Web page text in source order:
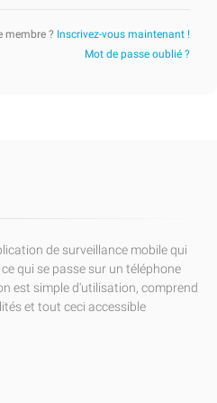
membre ? Inscrivez-vous maintenant !
Mot de passe oublié ?
de surveillance mobile qui
qui se passe sur un téléphone
est simple d'utilisation, comprend
et tout ceci accessible